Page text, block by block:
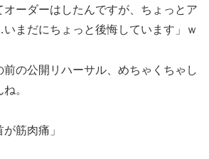
オーダーはしたんですが、ちょっとア
まだにちょっと後悔しています」ｗ
の公開リハーサル、めちゃくちゃし
。
筋肉痛」